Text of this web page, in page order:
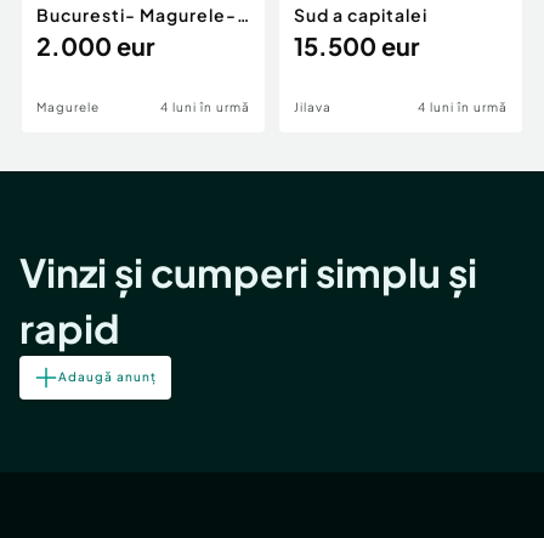
Bucuresti- Magurele-
planul 2.
2.000 eur
Magurele 4 luni în urmă
Sud a capitalei
15.500 eur
Jilava 4 luni în urmă
Vinzi și cumperi simplu și
rapid
Adaugă anunț